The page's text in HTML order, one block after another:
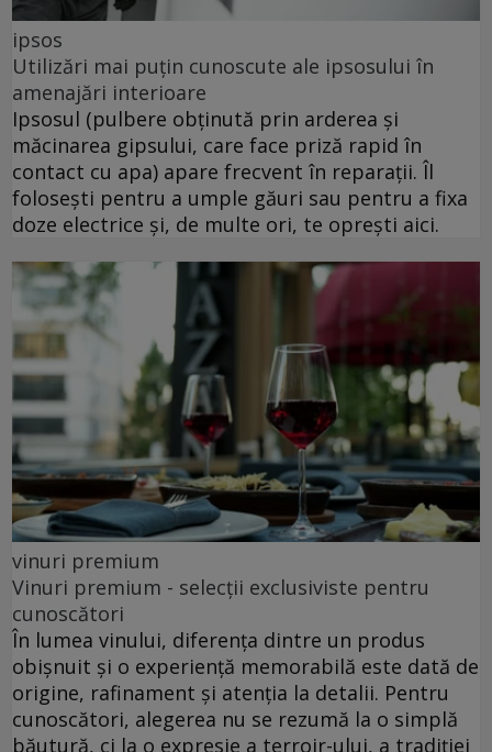
ipsos
Utilizări mai puțin cunoscute ale ipsosului în
amenajări interioare
Ipsosul (pulbere obținută prin arderea și
măcinarea gipsului, care face priză rapid în
contact cu apa) apare frecvent în reparații. Îl
folosești pentru a umple găuri sau pentru a fixa
doze electrice și, de multe ori, te oprești aici.
vinuri premium
Vinuri premium - selecții exclusiviste pentru
cunoscători
În lumea vinului, diferența dintre un produs
obișnuit și o experiență memorabilă este dată de
origine, rafinament și atenția la detalii. Pentru
cunoscători, alegerea nu se rezumă la o simplă
băutură, ci la o expresie a terroir-ului, a tradiției